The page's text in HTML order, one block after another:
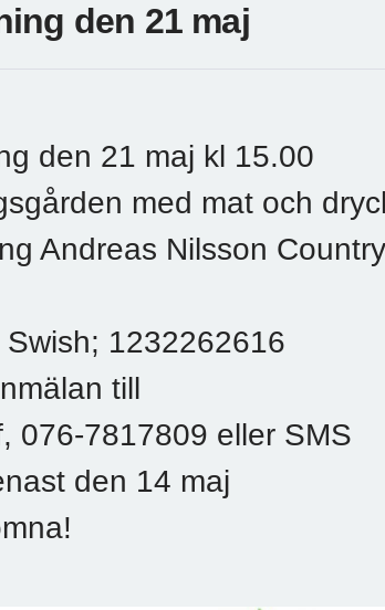
den 21 maj
den 21 maj kl 15.00
med mat och
Andreas Nilsson
1232262616
till
076-7817809 eller SMS
den 14 maj